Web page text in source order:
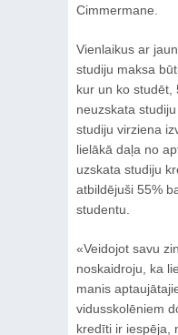
Cimmermane.
Vienlaikus ar
studiju maksa
kur un ko studēt,
neuzskata
studiju virziena
lielākā daļa no
uzskata studiju
atbildējuši 55%
studentu.
«Veidojot savu
noskaidroju, ka
manis
vidusskolēniem
kredīti ir iespēja,